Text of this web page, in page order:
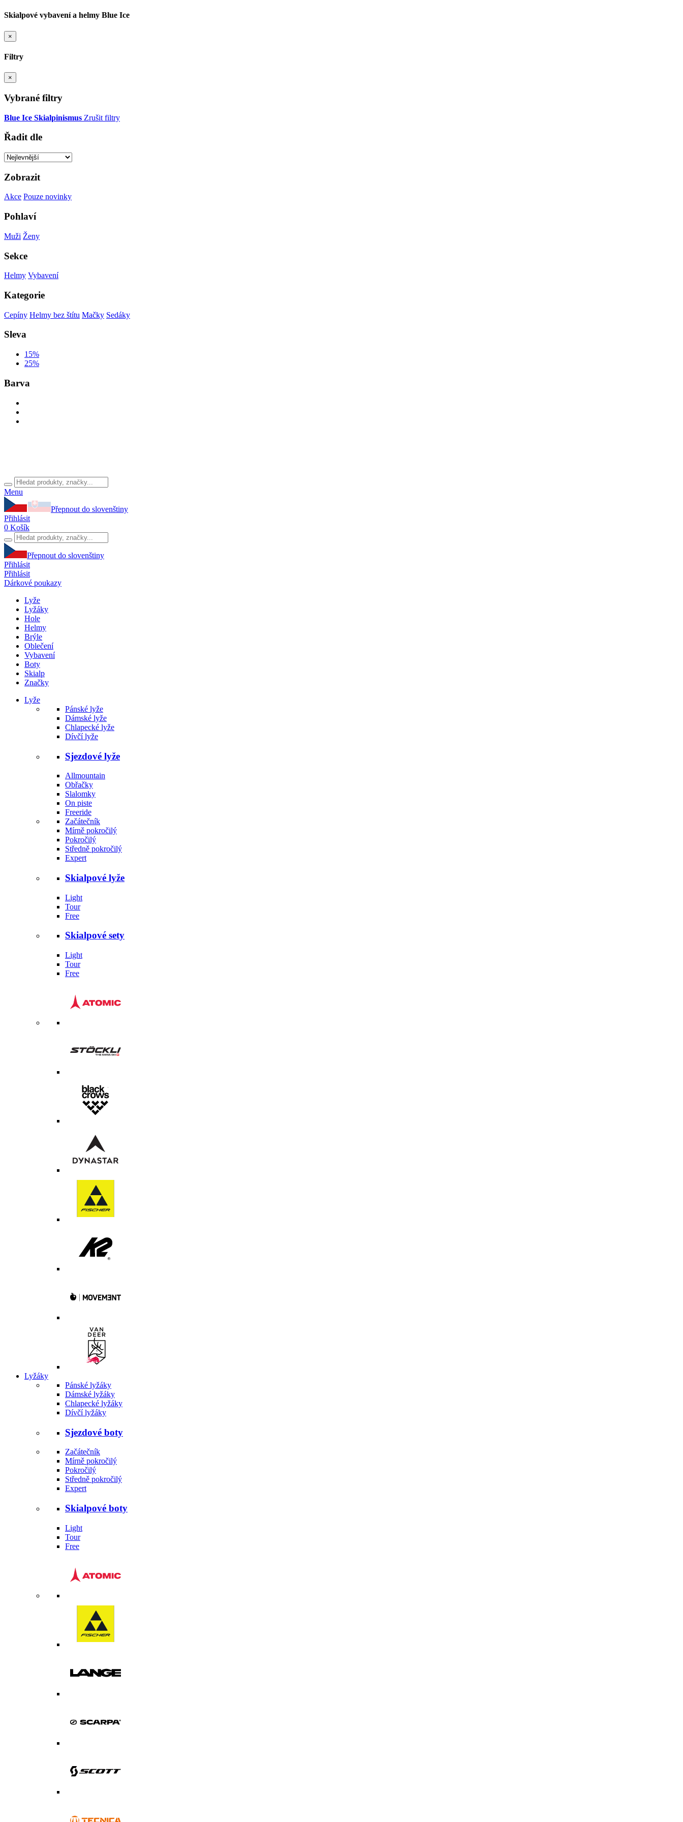
Skialpové vybavení a helmy Blue Ice
×
Filtry
×
Vybrané filtry
Blue Ice Skialpinismus Zrušit filtry
Řadit dle
Zobrazit
Akce Pouze novinky
Pohlaví
Muži Ženy
Sekce
Helmy Vybavení
Kategorie
Cepíny Helmy bez štítu Mačky Sedáky
Sleva
15%
25%
Barva
Menu
Přepnout do slovenštiny
Přihlásit
0 Košík
Přepnout do slovenštiny
Přihlásit
Přihlásit
Dárkové poukazy
Lyže
Lyžáky
Hole
Helmy
Brýle
Oblečení
Vybavení
Boty
Skialp
Značky
Lyže
Pánské lyže
Dámské lyže
Chlapecké lyže
Dívčí lyže
Sjezdové lyže
Allmountain
Obřačky
Slalomky
On piste
Freeride
Začátečník
Mírně pokročilý
Pokročilý
Středně pokročilý
Expert
Skialpové lyže
Light
Tour
Free
Skialpové sety
Light
Tour
Free
Lyžáky
Pánské lyžáky
Dámské lyžáky
Chlapecké lyžáky
Dívčí lyžáky
Sjezdové boty
Začátečník
Mírně pokročilý
Pokročilý
Středně pokročilý
Expert
Skialpové boty
Light
Tour
Free